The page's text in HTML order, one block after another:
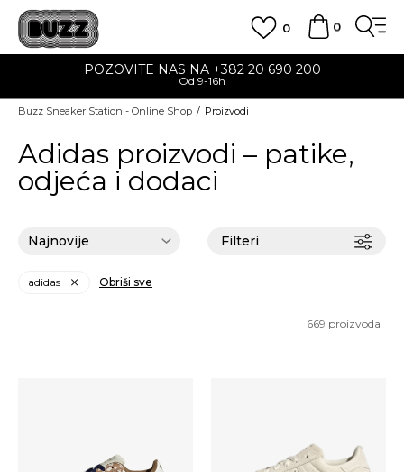
0
0
POZOVITE NAS NA +382 20 690 200
Od 9-16h
Buzz Sneaker Station - Online Shop Proizvodi
Adidas proizvodi – patike,
odjeća i dodaci
Filteri
adidas Obriši sve
669 proizvoda